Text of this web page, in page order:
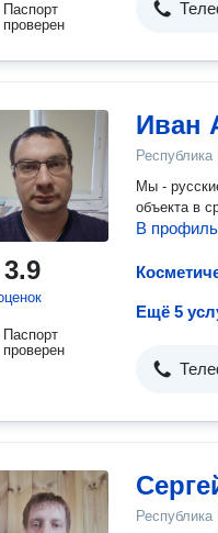
Паспорт
проверен
3.9
Паспорт
проверен
Иван
Мы -
объекта в
В профиль
Ещё 5